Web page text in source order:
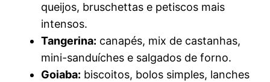
queijos, bruschettas e petiscos mais
intensos.
Tangerina: canapés, mix de castanhas,
mini-sanduíches e salgados de forno.
Goiaba: biscoitos, bolos simples, lanches